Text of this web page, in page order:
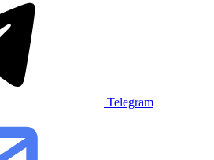
Telegram